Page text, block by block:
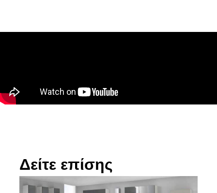
Δείτε επίσης